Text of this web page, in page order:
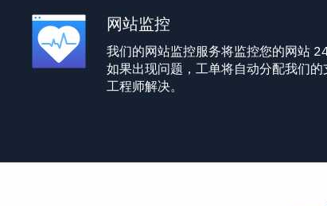
网站监控
我们的网站监控服务将监控您的网站
如果出现问题，工单将自动分配我们的
工程师解决。